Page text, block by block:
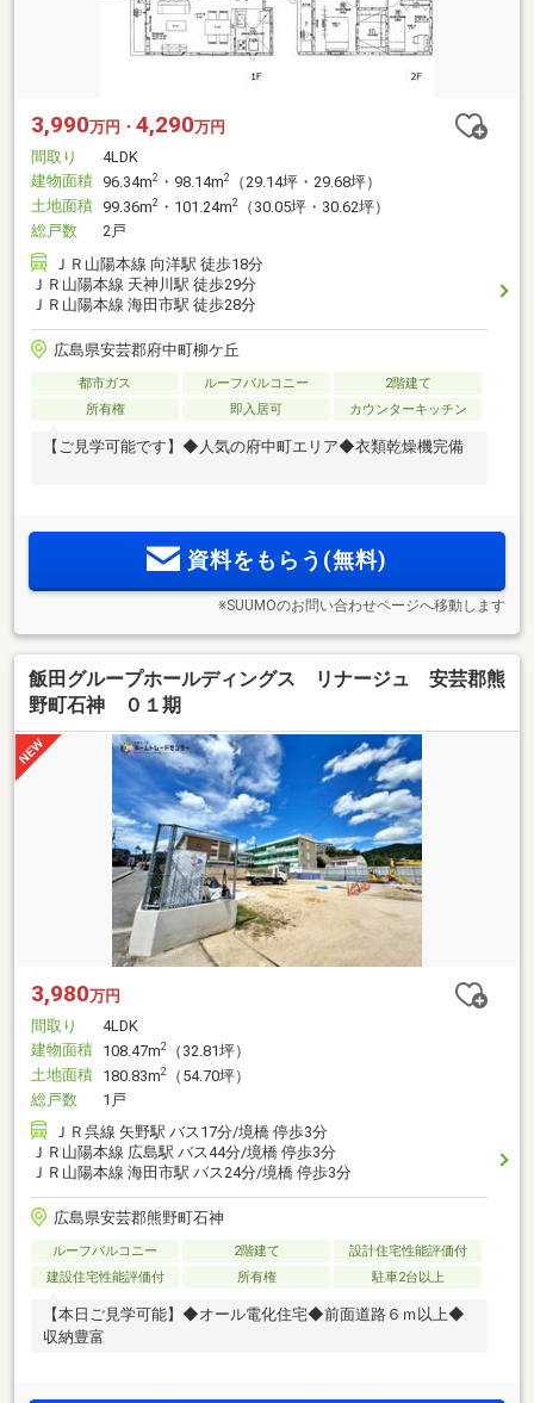
3,990万円・ 4,290万円
間取り
4LDK
建物面積 96.34m2 ・98.14m2
（29.14坪・29.68坪）
土地面積 99.36m2 ・101.24m2
（30.05坪・30.62坪）
総戸数
2戸
ＪＲ山陽本線 向洋駅 徒歩18分
ＪＲ山陽本線 天神川駅 徒歩29分
ＪＲ山陽本線 海田市駅 徒歩28分
広島県安芸郡府中町柳ケ丘
都市ガス ルーフバルコニー
2階建て
所有権
即入居可 カウンターキッチン
【ご見学可能です】◆人気の府中町エリア◆衣類乾燥機完備
資料をもらう(無料)
※SUUMOのお問い合わせページへ移動します
飯田グループホールディングス リナージュ 安芸郡熊
野町石神 ０１期
3,980万円
間取り
4LDK
建物面積 108.47m2
（32.81坪）
土地面積 180.83m2
（54.70坪）
総戸数
1戸
ＪＲ呉線 矢野駅 バス17分/境橋 停歩3分
ＪＲ山陽本線 広島駅 バス44分/境橋 停歩3分
ＪＲ山陽本線 海田市駅 バス24分/境橋 停歩3分
広島県安芸郡熊野町石神
ルーフバルコニー 2階建て
設計住宅性能評価付
建設住宅性能評価付
所有権 駐車2台以上
【本日ご見学可能】◆オール電化住宅◆前面道路６ｍ以上◆
収納豊富